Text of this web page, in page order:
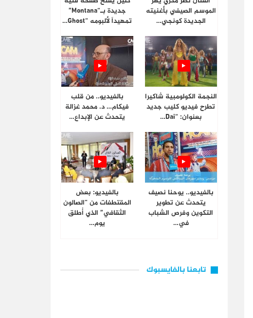
الموسم الصيفي بأغنيته
الجديدة كونجي…
جديدة بـ“Montana”
تمهيداً لألبومه “Ghost…
النجمة الكولومبية شاكيرا
تطرح فيديو كليب جديد
بعنوان: “Dai…
بالفيديو.. من قلب
فيكام… د. محمد غزالة
يتحدث عن الإبداع…
بالفيديو.. يوحنا نصيف
يتحدث عن تطوير
التكوين وفرص الشباب
في…
بالفيديو: بعض
المقتطفات من “الصالون
الثقافي” الذي أُطلق
يوم…
تابعنا بالفايسبوك